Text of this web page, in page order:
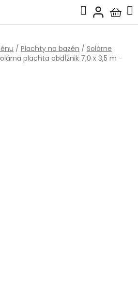
Hľadať
košík
/ Plachty na bazén / Solárne
plachta obdĺžnik 7,0 x 3,5 m -